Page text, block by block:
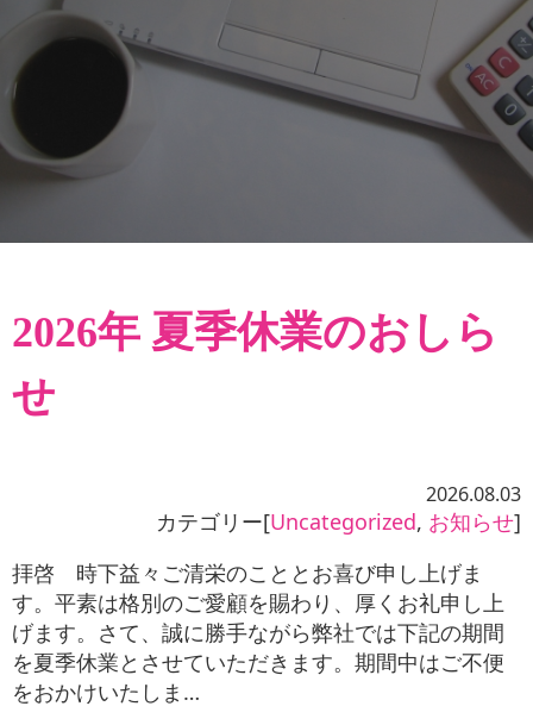
資料請求
お役立ち情報
お問い合わせ
2026年 夏季休業のおしら
せ
2026.08.03
カテゴリー[Uncategorized, お知らせ]
拝啓 時下益々ご清栄のこととお喜び申し上げま
す。平素は格別のご愛顧を賜わり、厚くお礼申し上
げます。さて、誠に勝手ながら弊社では下記の期間
を夏季休業とさせていただきます。期間中はご不便
をおかけいたしま…